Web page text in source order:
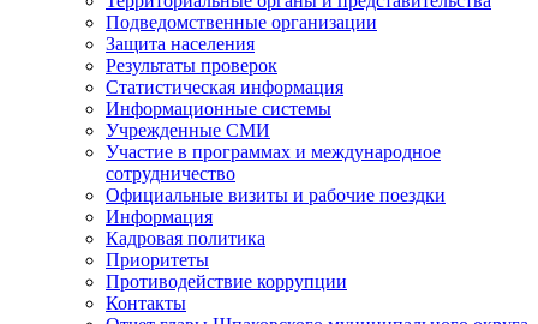
Подведомственные организации
Защита населения
Результаты проверок
Статистическая информация
Информационные системы
Учрежденные СМИ
Участие в программах и международное
сотрудничество
Официальные визиты и рабочие поездки
Информация
Кадровая политика
Приоритеты
Противодействие коррупции
Контакты